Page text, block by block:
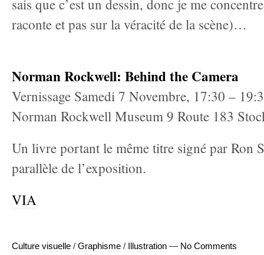
sais que c’est un dessin, donc je me
raconte et pas sur la véracité de la scène)…
Norman Rockwell: Behind the Camera
Vernissage Samedi 7 Novembre, 17:30 –
Norman Rockwell Museum 9 Route 183
Un livre portant le même titre signé par Ron
parallèle de l’exposition.
VIA
Culture visuelle / Graphisme / Illustration — No Comments